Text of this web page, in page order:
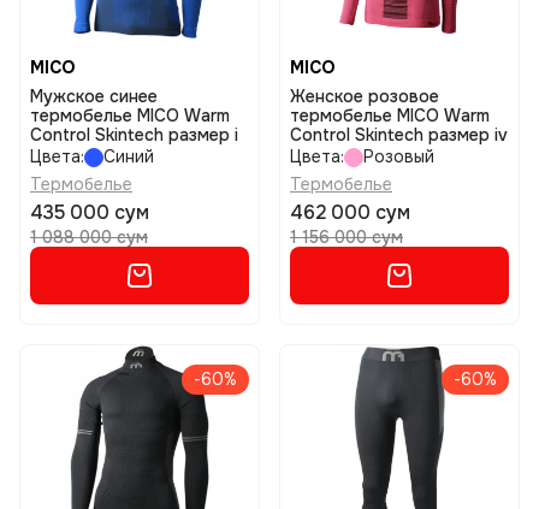
MICO
Мужское синее
термобелье MICO Warm
Control Skintech размер i
Цвета:
Синий
Термобелье
435 000 сум
1 088 000 сум
MICO
Женское розовое
термобелье MICO Warm
Control Skintech размер iv
Цвета:
Розовый
Термобелье
462 000 сум
1 156 000 сум
-60% -60%